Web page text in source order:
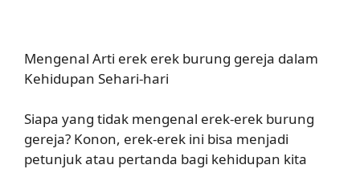
Mengenal Arti erek erek burung gereja dalam
Kehidupan Sehari-hari
Siapa yang tidak mengenal erek-erek burung
gereja? Konon, erek-erek ini bisa menjadi
petunjuk atau pertanda bagi kehidupan kita